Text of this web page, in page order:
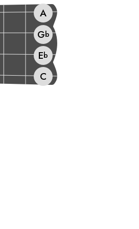
C
Eb
Gb
A